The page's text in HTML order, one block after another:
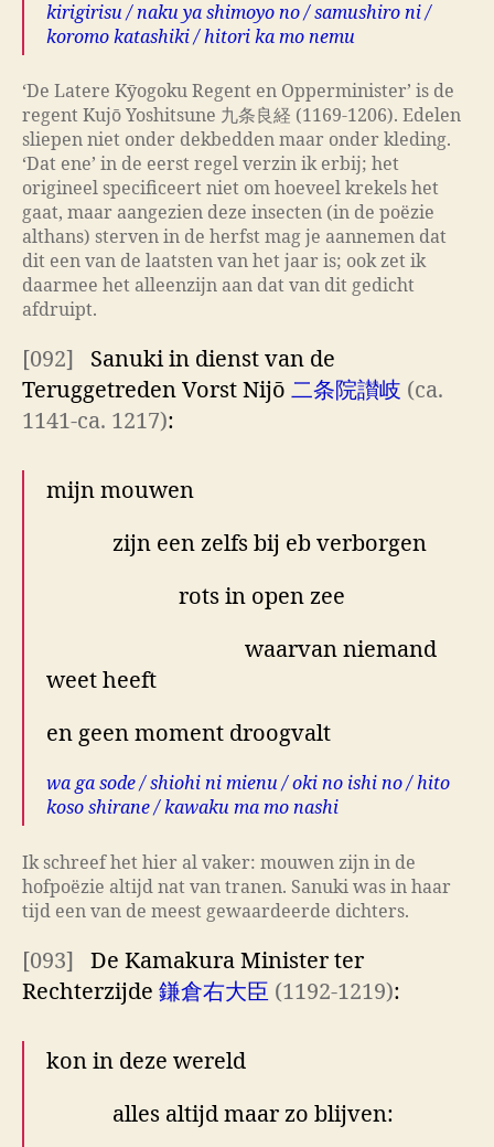
kirigirisu / naku ya shimoyo no / samushiro ni /
koromo katashiki / hitori ka mo nemu
‘De Latere Kȳogoku Regent en Opperminister’ is de
regent Kujō Yoshitsune 九条良経 (1169-1206). Edelen
sliepen niet onder dekbedden maar onder kleding.
‘Dat ene’ in de eerst regel verzin ik erbij; het
origineel specificeert niet om hoeveel krekels het
gaat, maar aangezien deze insecten (in de poëzie
althans) sterven in de herfst mag je aannemen dat
dit een van de laatsten van het jaar is; ook zet ik
daarmee het alleenzijn aan dat van dit gedicht
afdruipt.
[092]
Sanuki in dienst van de
Teruggetreden Vorst Nijō 二条院讃岐 (ca.
1141-ca. 1217):
mijn mouwen
zijn een zelfs bij eb verborgen
rots in open zee
waarvan niemand
weet heeft
en geen moment droogvalt
wa ga sode / shiohi ni mienu / oki no ishi no / hito
koso shirane / kawaku ma mo nashi
Ik schreef het hier al vaker: mouwen zijn in de
hofpoëzie altijd nat van tranen. Sanuki was in haar
tijd een van de meest gewaardeerde dichters.
[093] De Kamakura Minister ter
Rechterzijde 鎌倉右大臣 (1192-1219):
kon in deze wereld
alles altijd maar zo blijven: